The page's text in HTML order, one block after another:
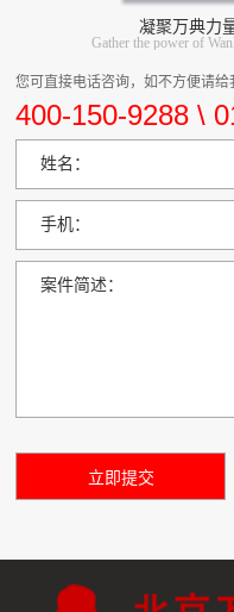
凝聚万典力
Gather the power of
您可直接电话咨询，如不方便请
400-150-9288 \
姓名：
手机：
案件简述：